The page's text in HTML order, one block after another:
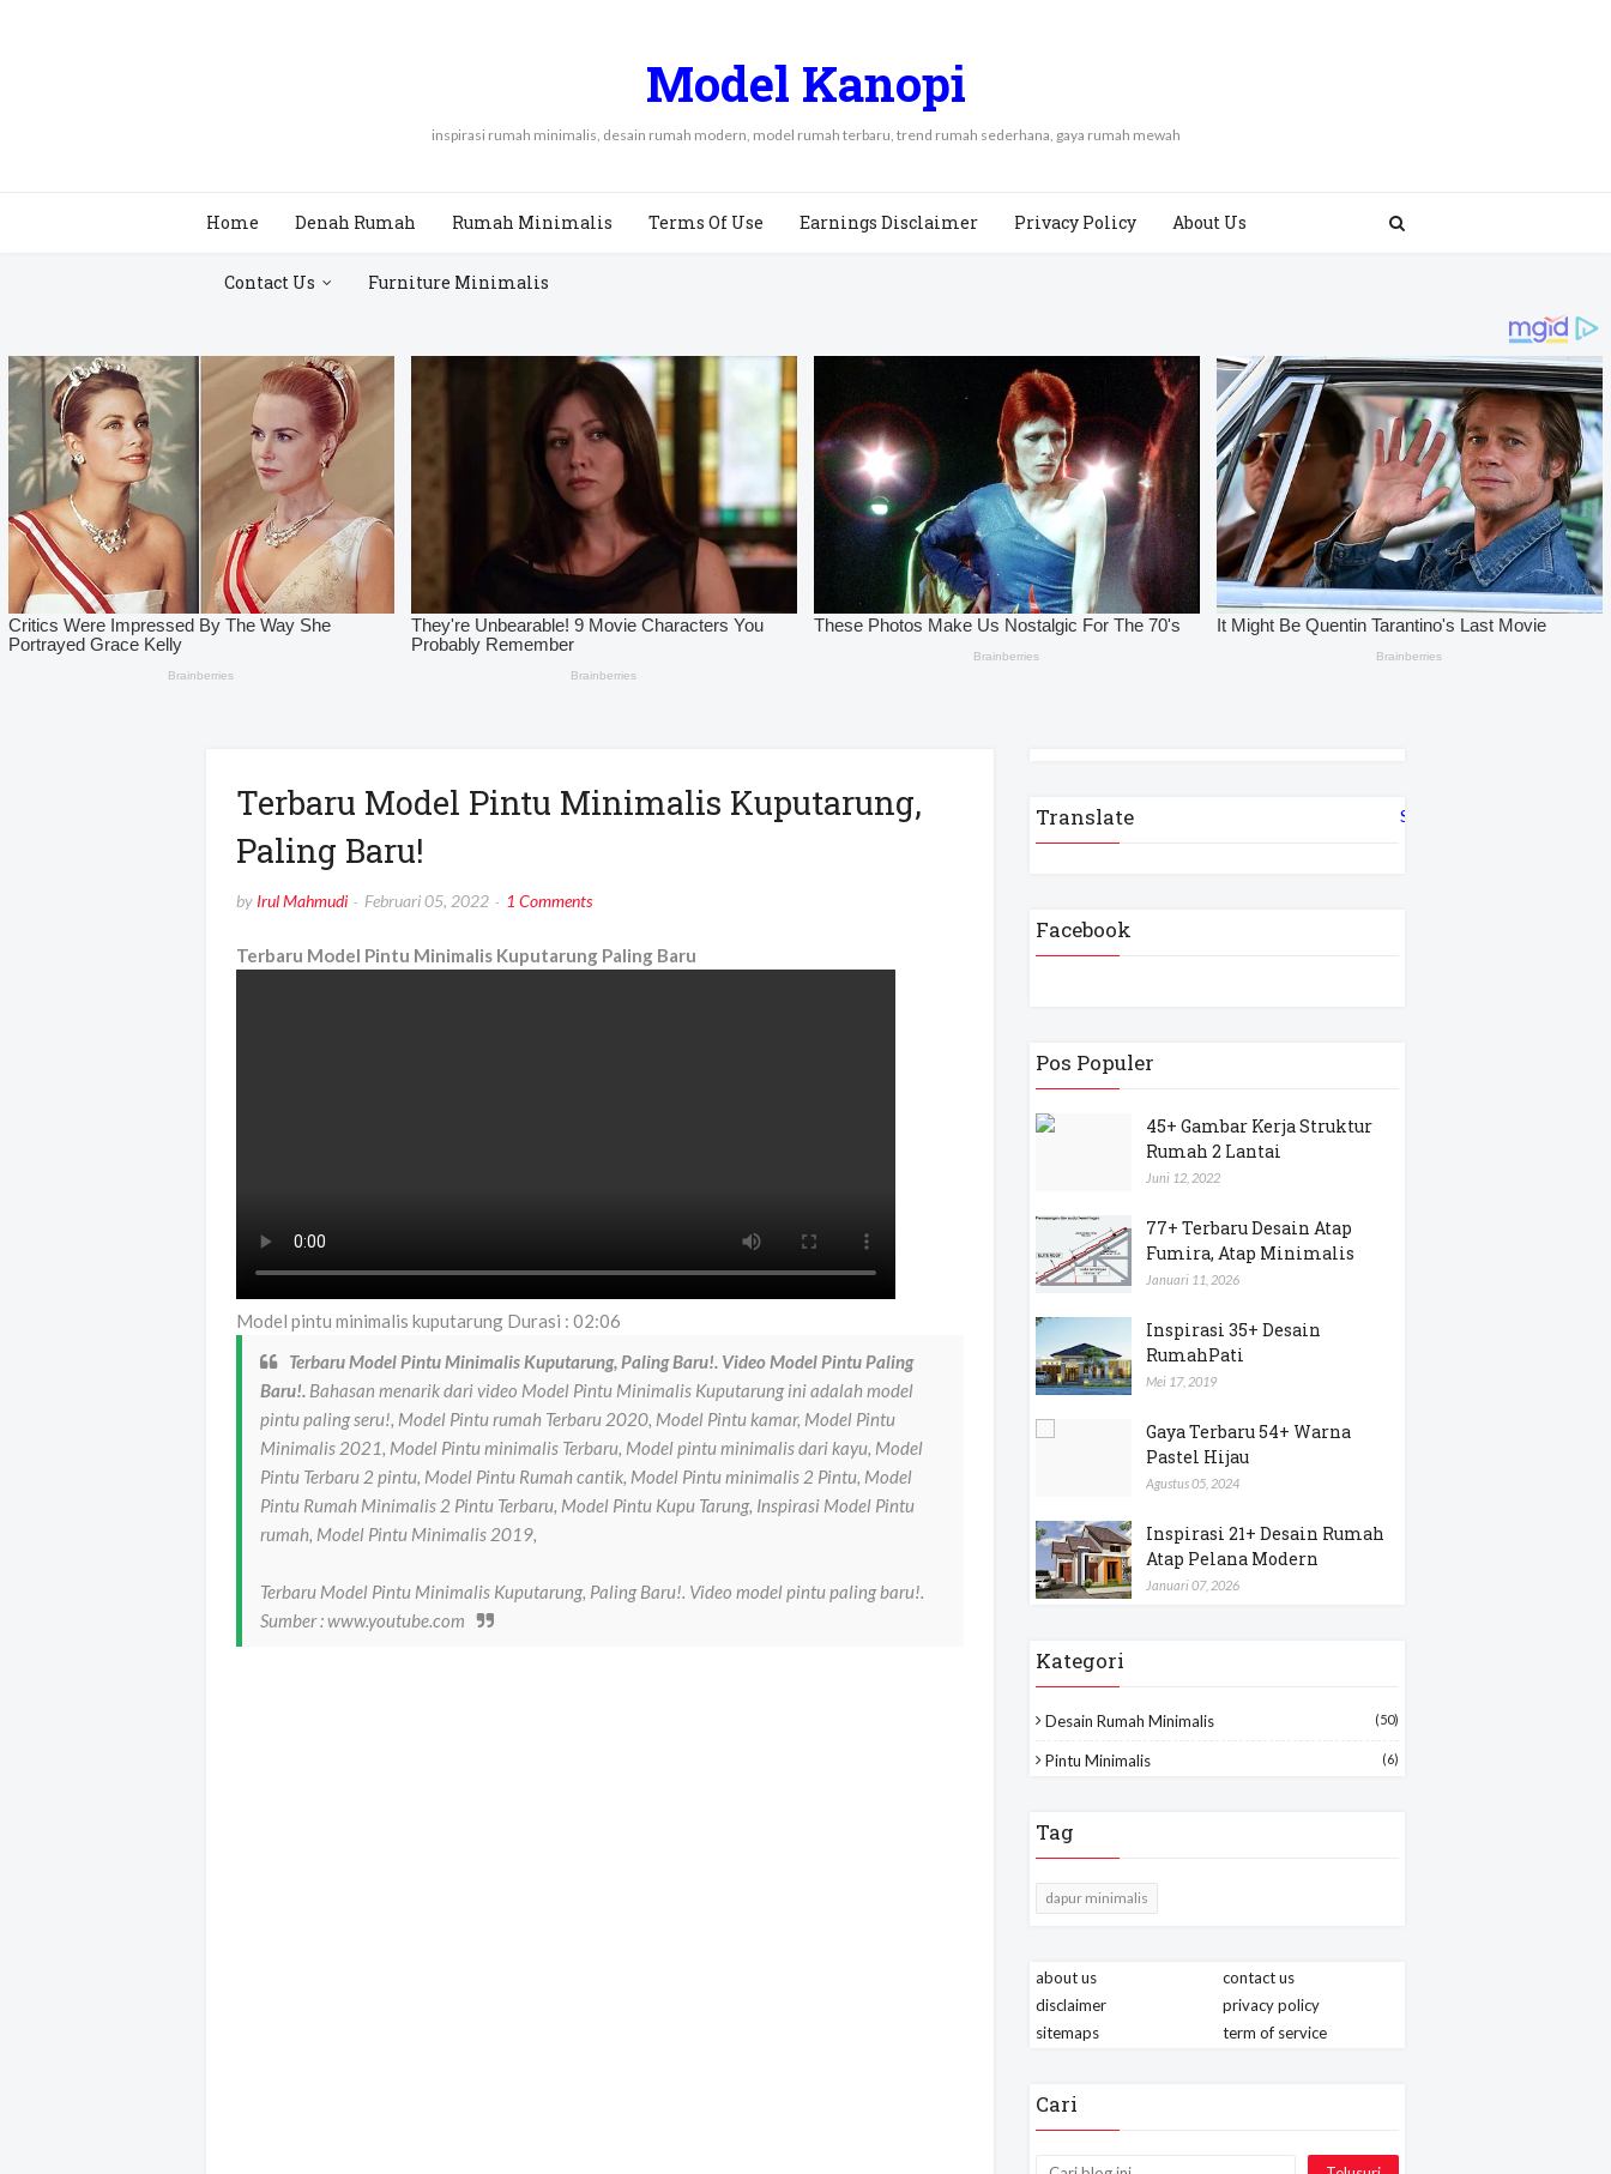
Model Kanopi
inspirasi rumah minimalis, desain rumah modern, model rumah terbaru, trend rumah sederhana, gaya rumah mewah
Home Denah Rumah Rumah Minimalis Terms Of Use Earnings Disclaimer Privacy Policy About Us
Contact Us Furniture Minimalis
Terbaru Model Pintu Minimalis Kuputarung,
Paling Baru!
by Irul Mahmudi Februari 05, 2022 1 Comments
Terbaru Model Pintu Minimalis Kuputarung Paling Baru
Model pintu minimalis kuputarung Durasi : 02:06
Terbaru Model Pintu Minimalis Kuputarung, Paling Baru!. Video Model Pintu Paling
Baru!. Bahasan menarik dari video Model Pintu Minimalis Kuputarung ini adalah model
pintu paling seru!, Model Pintu rumah Terbaru 2020, Model Pintu kamar, Model Pintu
Minimalis 2021, Model Pintu minimalis Terbaru, Model pintu minimalis dari kayu, Model
Pintu Terbaru 2 pintu, Model Pintu Rumah cantik, Model Pintu minimalis 2 Pintu, Model
Pintu Rumah Minimalis 2 Pintu Terbaru, Model Pintu Kupu Tarung, Inspirasi Model Pintu
rumah, Model Pintu Minimalis 2019,
Terbaru Model Pintu Minimalis Kuputarung, Paling Baru!. Video model pintu paling baru!.
Sumber : www.youtube.com
Translate Select Language
Facebook
Pos Populer
45+ Gambar Kerja Struktur
Rumah 2 Lantai
Juni 12, 2022
77+ Terbaru Desain Atap
Fumira, Atap Minimalis
Januari 11, 2026
Inspirasi 35+ Desain
RumahPati
Mei 17, 2019
Gaya Terbaru 54+ Warna
Pastel Hijau
Agustus 05, 2024
Inspirasi 21+ Desain Rumah
Atap Pelana Modern
Januari 07, 2026
Kategori
Desain Rumah Minimalis (50)
Pintu Minimalis (6)
Tag
dapur minimalis
about us
contact us
disclaimer
privacy policy
sitemaps
term of service
Cari